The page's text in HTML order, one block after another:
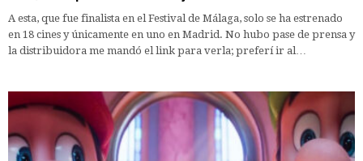
A esta, que fue finalista en el Festival de Málaga, solo se ha estrenado
en 18 cines y únicamente en uno en Madrid. No hubo pase de prensa y
la distribuidora me mandó el link para verla; preferí ir al…